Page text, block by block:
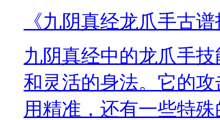
《九阴真经龙爪手古
九阴真经中的龙爪手
和灵活的身法。它的
用精准，还有一些特